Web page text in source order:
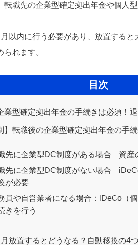
転職先の企業型確定拠出年金や個人
以内に行う必要があり、放置する
れます。
目次
業型確定拠出年金の手続きは必須！
】転職後の企業型確定拠出年金の手
先に企業型DC制度がある場合：資産
先に企業型DC制度がない場合：
が必要
員や自営業者になる場合：iDeCo（
きを行う
放置するとどうなる？自動移換の4